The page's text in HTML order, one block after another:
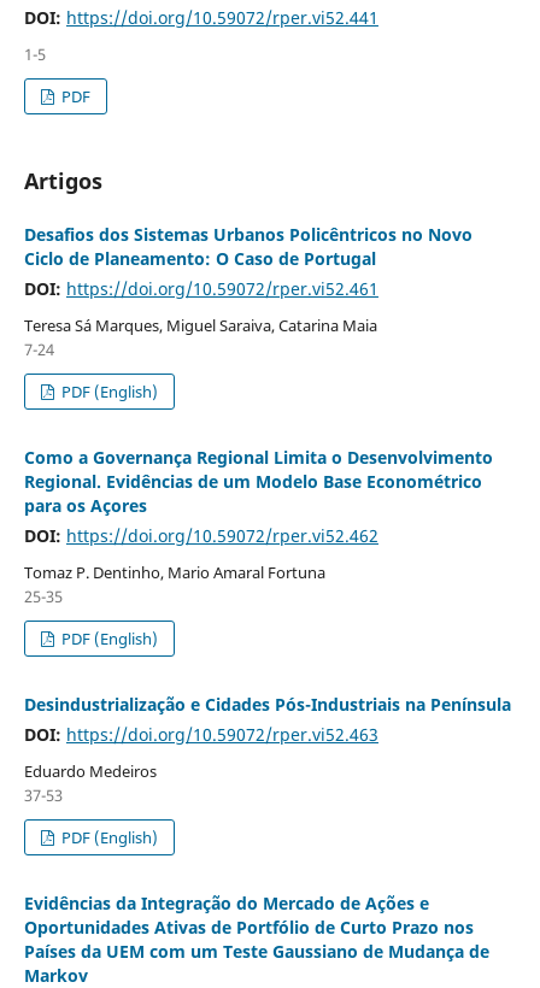
DOI: https://doi.org/10.59072/rper.vi52.441
1-5
PDF
Artigos
Desafios dos Sistemas Urbanos Policêntricos no Novo
Ciclo de Planeamento: O Caso de Portugal
DOI: https://doi.org/10.59072/rper.vi52.461
Teresa Sá Marques, Miguel Saraiva, Catarina Maia
7-24
PDF (English)
Como a Governança Regional Limita o Desenvolvimento
Regional. Evidências de um Modelo Base Econométrico
para os Açores
DOI: https://doi.org/10.59072/rper.vi52.462
Tomaz P. Dentinho, Mario Amaral Fortuna
25-35
PDF (English)
Desindustrialização e Cidades Pós-Industriais na Península
DOI: https://doi.org/10.59072/rper.vi52.463
Eduardo Medeiros
37-53
PDF (English)
Evidências da Integração do Mercado de Ações e
Oportunidades Ativas de Portfólio de Curto Prazo nos
Países da UEM com um Teste Gaussiano de Mudança de
Markov